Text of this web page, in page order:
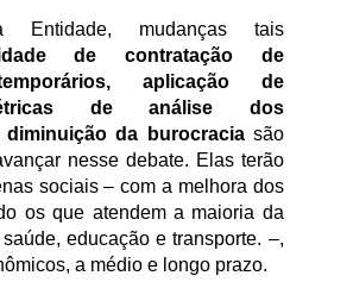
mudanças tais
de contratação de
aplicação de
de análise dos
diminuição da burocracia são
nesse debate. Elas terão
sociais – com a melhora dos
os que atendem a maioria da
educação e transporte. –,
a médio e longo prazo.